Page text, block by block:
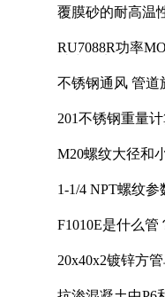
覆膜砂的耐高温
RU7088R功率
不锈钢通风 管道
201不锈钢重量
M20螺纹大径和
1-1/4 NPT螺纹
F1010E是什么管
20x40x2镀锌方